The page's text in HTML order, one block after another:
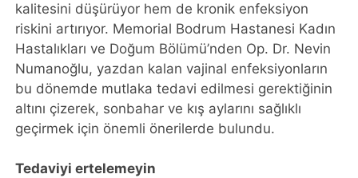
kalitesini düşürüyor hem de kronik enfeksiyon
riskini artırıyor. Memorial Bodrum Hastanesi Kadın
Hastalıkları ve Doğum Bölümü’nden Op. Dr. Nevin
Numanoğlu, yazdan kalan vajinal enfeksiyonların
bu dönemde mutlaka tedavi edilmesi gerektiğinin
altını çizerek, sonbahar ve kış aylarını sağlıklı
geçirmek için önemli önerilerde bulundu.
Tedaviyi ertelemeyin